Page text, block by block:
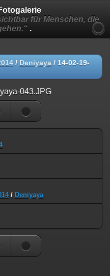
für Menschen, die
.
/ Deniyaya / 14-02-19-
/ Deniyaya